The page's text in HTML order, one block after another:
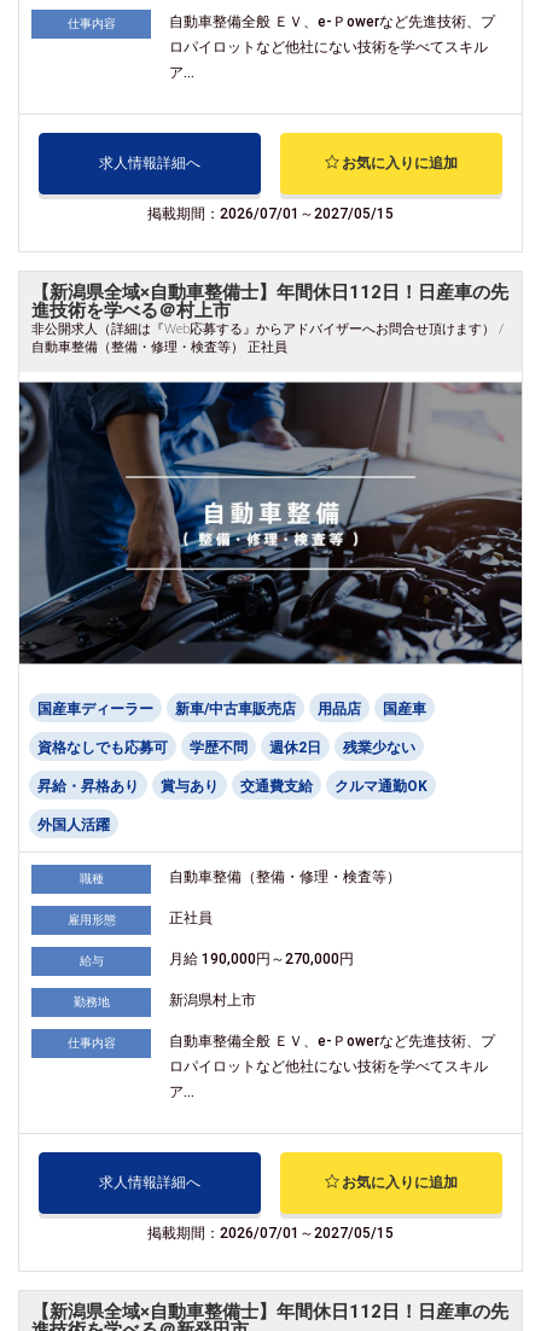
仕事内容
自動車整備全般 ＥＶ、e-Ｐowerなど先進技術、プ
ロパイロットなど他社にない技術を学べてスキル
ア...
求人情報詳細へ お気に入りに追加
掲載期間：2026/07/01～2027/05/15
【新潟県全域×自動車整備士】年間休日112日！日産車の先
進技術を学べる＠村上市
非公開求人（詳細は『Web応募する』からアドバイザーへお問合せ頂けます） /
自動車整備（整備・修理・検査等） 正社員
国産車ディーラー 新車/中古車販売店 用品店 国産車
資格なしでも応募可 学歴不問 週休2日 残業少ない
昇給・昇格あり 賞与あり 交通費支給 クルマ通勤OK
外国人活躍
職種 自動車整備（整備・修理・検査等）
雇用形態 正社員
給与 月給 190,000円～270,000円
勤務地 新潟県村上市
仕事内容
自動車整備全般 ＥＶ、e-Ｐowerなど先進技術、プ
ロパイロットなど他社にない技術を学べてスキル
ア...
求人情報詳細へ お気に入りに追加
掲載期間：2026/07/01～2027/05/15
【新潟県全域×自動車整備士】年間休日112日！日産車の先